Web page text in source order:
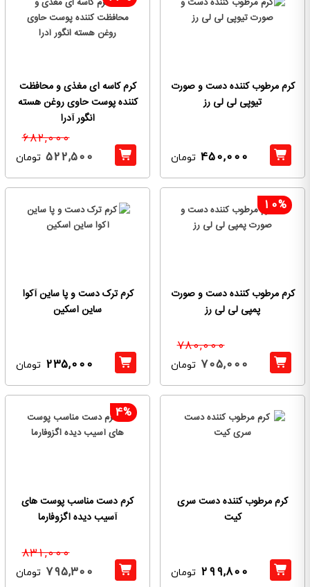
کرم مرطوب کننده دست و صورت
تیوپی لی لی رز
450,000 تومان
کرم کاسه ای مغذی و محافظت
کننده پوست حاوی روغن هسته
انگور آدرا
682,000
522,500 تومان
10%
کرم مرطوب کننده دست و صورت
پمپی لی لی رز
780,000
705,000 تومان
کرم ترک دست و پا ساین آکوا
ساین اسکین
235,000 تومان
کرم مرطوب کننده دست سری
کیت
299,800 تومان
4%
کرم دست مناسب پوست های
آسیب دیده اگزوفارما
831,000
795,300 تومان